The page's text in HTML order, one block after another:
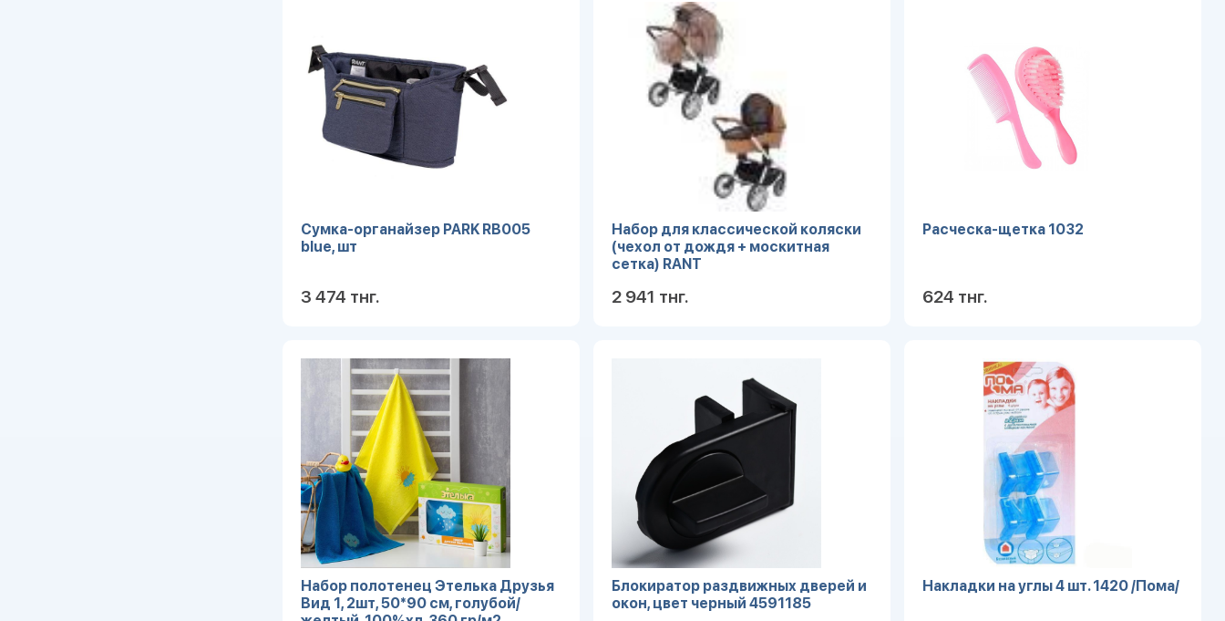
Сумка-органайзер PARK RB005
blue, шт
3 474 тнг.
Подробнее
Набор для классической коляски
(чехол от дождя + москитная
сетка) RANT
2 941 тнг.
Расческа-щетка 1032
624 тнг.
Набор полотенец Этелька Друзья
Вид 1, 2шт, 50*90 см, голубой/
Блокиратор раздвижных дверей и
окон, цвет черный 4591185
Накладки на углы 4 шт. 1420 /Пома/